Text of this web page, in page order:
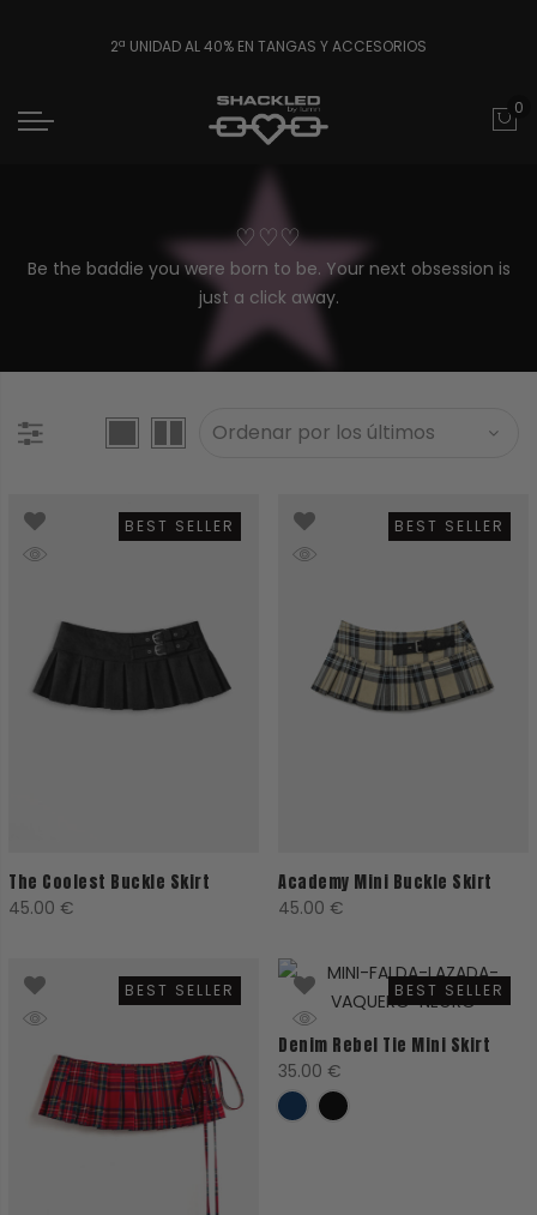
2ª UNIDAD AL 40% EN TANGAS Y ACCESORIOS
0
♡♡♡
Be the baddie you were born to be. Your next obsession is
just a click away.
BEST SELLER
The Coolest Buckle Skirt
45.00 €
BEST SELLER
Academy Mini Buckle Skirt
45.00 €
BEST SELLER BEST SELLER
Denim Rebel Tie Mini Skirt
35.00 €